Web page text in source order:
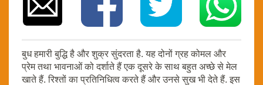
बुध हमारी बुद्धि है और शुक्र सुंदरता है. यह दोनों ग्रह कोमल और
प्रेम तथा भावनाओं को दर्शाते हैं एक दूसरे के साथ बहुत अच्छे से मेल
खाते हैं. रिश्तों का प्रतिनिधित्व करते हैं और उनसे सुख भी देते हैं. इस